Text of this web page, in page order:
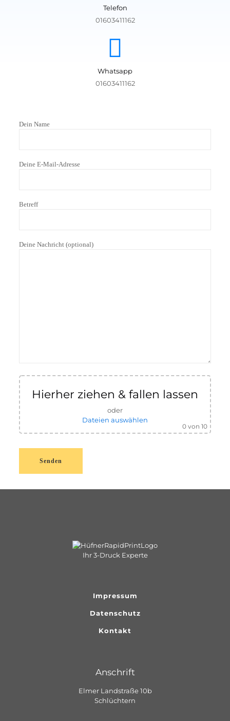
Telefon
01603411162
Whatsapp
01603411162
Dein Name
Deine E-Mail-Adresse
Betreff
Deine Nachricht (optional)
Hierher ziehen & fallen lassen
oder
Dateien auswählen
0 von 10
Ihr 3-Druck Experte
Impressum
Datenschutz
Kontakt
Anschrift
Elmer Landstraße 10b
Schlüchtern